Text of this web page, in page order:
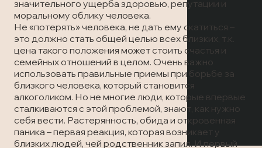
Скорая медицинская помощь
Онлайн-консультация
Запись на прием
Вызов врача
значительного ущерба здоровью, репутации и
моральному облику человека.
Не «потерять» человека, не дать ему скатиться –
это должно стать общей целью всех близких, т.к.
цена такого положения может стоить счастья и
семейных отношений в целом. Очень важно
использовать правильные приемы при борьбе за
близкого человека, который становится
алкоголиком. Но не многие люди, которые впервые
сталкиваются с этой проблемой, знают, как нужно
себя вести. Растерянность, обида и откровенная
паника – первая реакция, которая возникает у
близких людей, чей родственник запил. И первый